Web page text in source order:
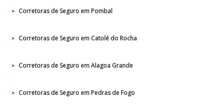
Corretoras de Seguro em Pombal
Corretoras de Seguro em Catolé do Rocha
Corretoras de Seguro em Alagoa Grande
Corretoras de Seguro em Pedras de Fogo